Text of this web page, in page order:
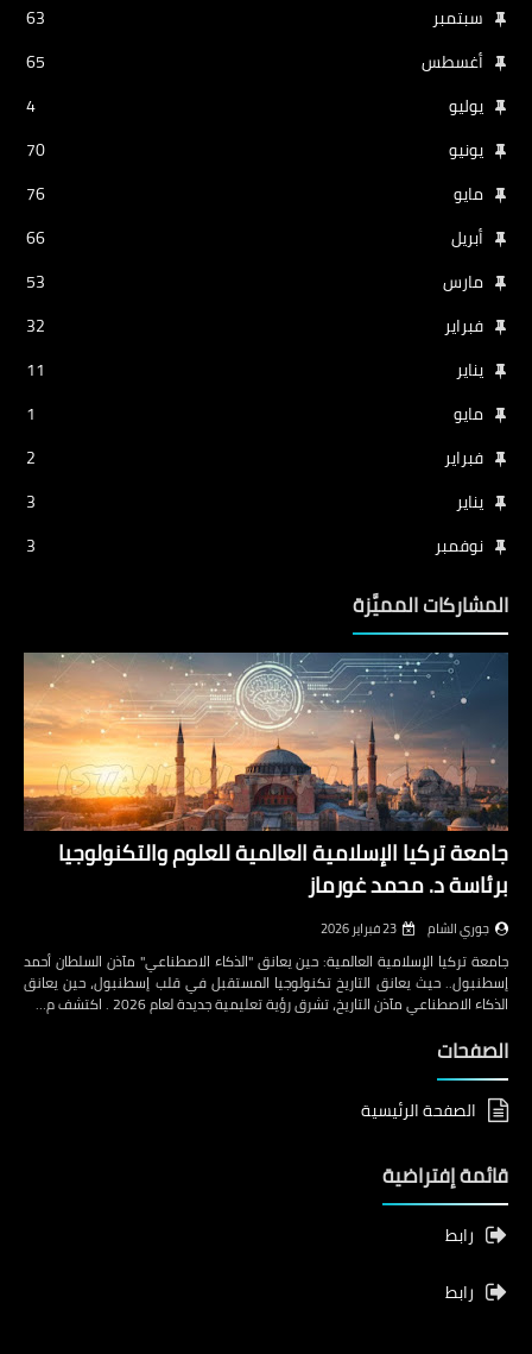
سبتمبر
63
أغسطس
65
يوليو
4
يونيو
70
مايو
76
أبريل
66
مارس
53
فبراير
32
يناير
11
مايو
1
فبراير
2
يناير
3
نوفمبر
3
المشاركات المميَّزة
جامعة تركيا الإسلامية العالمية للعلوم والتكنولوجيا
برئاسة د. محمد غورماز
جوري الشام 23 فبراير 2026
جامعة تركيا الإسلامية العالمية: حين يعانق "الذكاء الاصطناعي" مآذن السلطان أحمد
إسطنبول.. حيث يعانق التاريخ تكنولوجيا المستقبل في قلب إسطنبول، حين يعانق
الذكاء الاصطناعي مآذن التاريخ، تشرق رؤية تعليمية جديدة لعام 2026 . اكتشف م…
الصفحات
الصفحة الرئيسية
قائمة إفتراضية
رابط
رابط